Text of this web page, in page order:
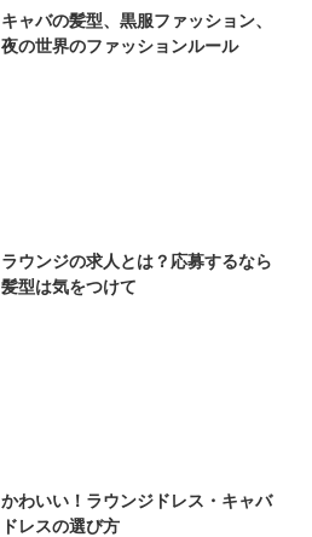
キャバの髪型、黒服ファッション、
夜の世界のファッションルール
ラウンジの求人とは？応募するなら
髪型は気をつけて
かわいい！ラウンジドレス・キャバ
ドレスの選び方